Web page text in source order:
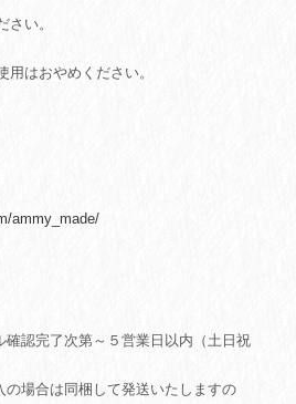
い。
はおやめください。
ammy_made/
確認完了次第～５営業日以内（土日祝
場合は同梱して発送いたしますの